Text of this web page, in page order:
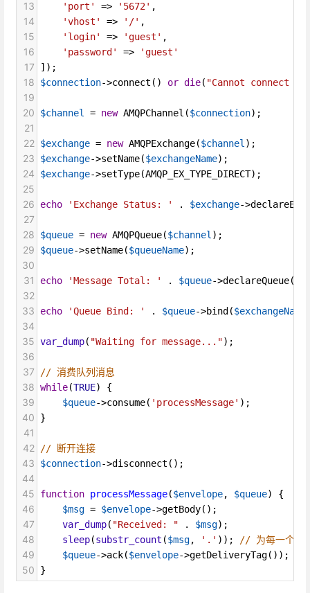
13 'port' => '5672' ,
14 'vhost' => '/' ,
15 'login' => 'guest' ,
16 'password' => 'guest'
17 ]);
18 $connection->connect () or die( "Cannot connect
19
20
$channel = new AMQPChannel ($connection);
21
22 $exchange = new AMQPExchange($channel );
23 $exchange->setName($exchangeName);
24 $exchange->setType(AMQP_EX_TYPE_DIRECT);
25
26
echo 'Exchange Status: ' . $exchange->
27
28
$queue = new AMQPQueue($channel );
29 $queue->setName($queueName);
30
31
echo 'Message Total: ' . $queue->declareQueue()
32
33
echo 'Queue Bind: ' . $queue->bind ($exchangeName
34
35 var_dump( "Waiting for message...");
36
37
// 消费队列消息
38 while(TRUE) {
39 $queue->consume( 'processMessage' );
40 }
41
42
// 断开连接
43 $connection->disconnect ();
44
45
function processMessage($envelope, $queue) {
46 $msg = $envelope->getBody();
47 var_dump( "Received: " . $msg);
48 sleep(substr_count ($msg, '.' )); // 为每一个点
49 $queue->ack($envelope->getDeliveryTag());
50 }